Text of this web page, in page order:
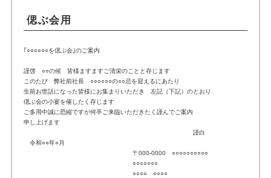
偲ぶ会用
｢○○○○○○を偲ぶ会｣のご案内
謹啓 ○○の候 皆様ますますご清栄のことと存じます
このたび 弊社前社長 ○○○○○○の○○忌を迎えるにあたり
生前お世話になった皆様にお集まりいただき 左記（下記）のとおり
偲ぶ会の小宴を催したく存じます
ご多用中誠に恐縮ですが何卒ご来臨いただきたく謹んでご案内
申し上げます
謹白
令和○○年○月
〒000-0000 ○○○○○○○○○○
○○○○○○○
○○○○ ○○○○